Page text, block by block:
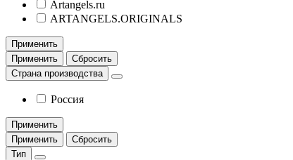
Artangels.ru
ARTANGELS.ORIGINALS
Применить
Применить
Сбросить
Страна производства
Россия
Применить
Применить
Сбросить
Тип